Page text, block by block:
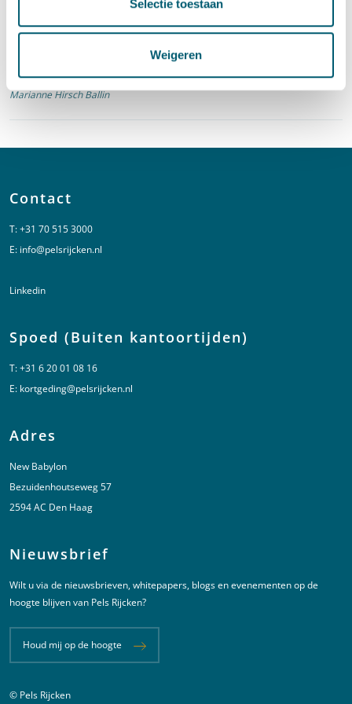
Selectie toestaan
Weigeren
Openbare orde en veiligheid: actuele inzichten
om verwevenheid van onder- en bovenwereld
5 december 2017 · Irene van der Heijden , Jannetje Bootsma en
Marianne Hirsch Ballin
Contact
T:+31 70 515 3000
E: info@pelsrijcken.nl
Linkedin
Spoed (Buiten kantoortijden)
T:+31 6 20 01 08 16
E: kortgeding@pelsrijcken.nl
Adres
New Babylon
Bezuidenhoutseweg 57
2594 AC Den Haag
Nieuwsbrief
Wilt u via de nieuwsbrieven, whitepapers, blogs en evenementen op de
hoogte blijven van Pels Rijcken?
Houd mij op de hoogte
© Pels Rijcken